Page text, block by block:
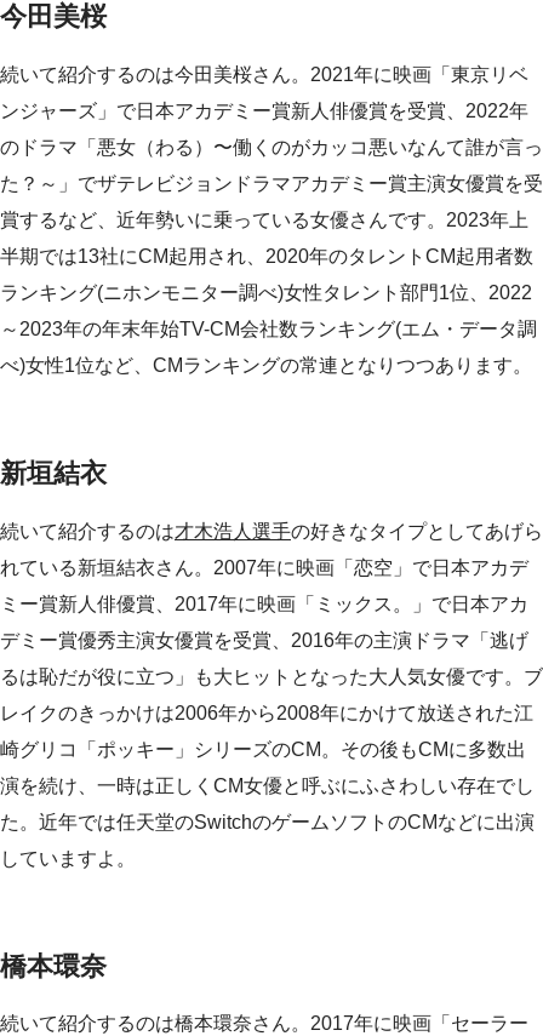
今田美桜
続いて紹介するのは今田美桜さん。2021年に映画「東京リベ
ンジャーズ」で日本アカデミー賞新人俳優賞を受賞、2022年
のドラマ「悪女（わる）〜働くのがカッコ悪いなんて誰が言っ
た？～」でザテレビジョンドラマアカデミー賞主演女優賞を受
賞するなど、近年勢いに乗っている女優さんです。2023年上
半期では13社にCM起用され、2020年のタレントCM起用者数
ランキング(ニホンモニター調べ)女性タレント部門1位、2022
～2023年の年末年始TV-CM会社数ランキング(エム・データ調
べ)女性1位など、CMランキングの常連となりつつあります。
新垣結衣
続いて紹介するのは才木浩人選手の好きなタイプとしてあげら
れている新垣結衣さん。2007年に映画「恋空」で日本アカデ
ミー賞新人俳優賞、2017年に映画「ミックス。」で日本アカ
デミー賞優秀主演女優賞を受賞、2016年の主演ドラマ「逃げ
るは恥だが役に立つ」も大ヒットとなった大人気女優です。ブ
レイクのきっかけは2006年から2008年にかけて放送された江
崎グリコ「ポッキー」シリーズのCM。その後もCMに多数出
演を続け、一時は正しくCM女優と呼ぶにふさわしい存在でし
た。近年では任天堂のSwitchのゲームソフトのCMなどに出演
していますよ。
橋本環奈
続いて紹介するのは橋本環奈さん。2017年に映画「セーラー